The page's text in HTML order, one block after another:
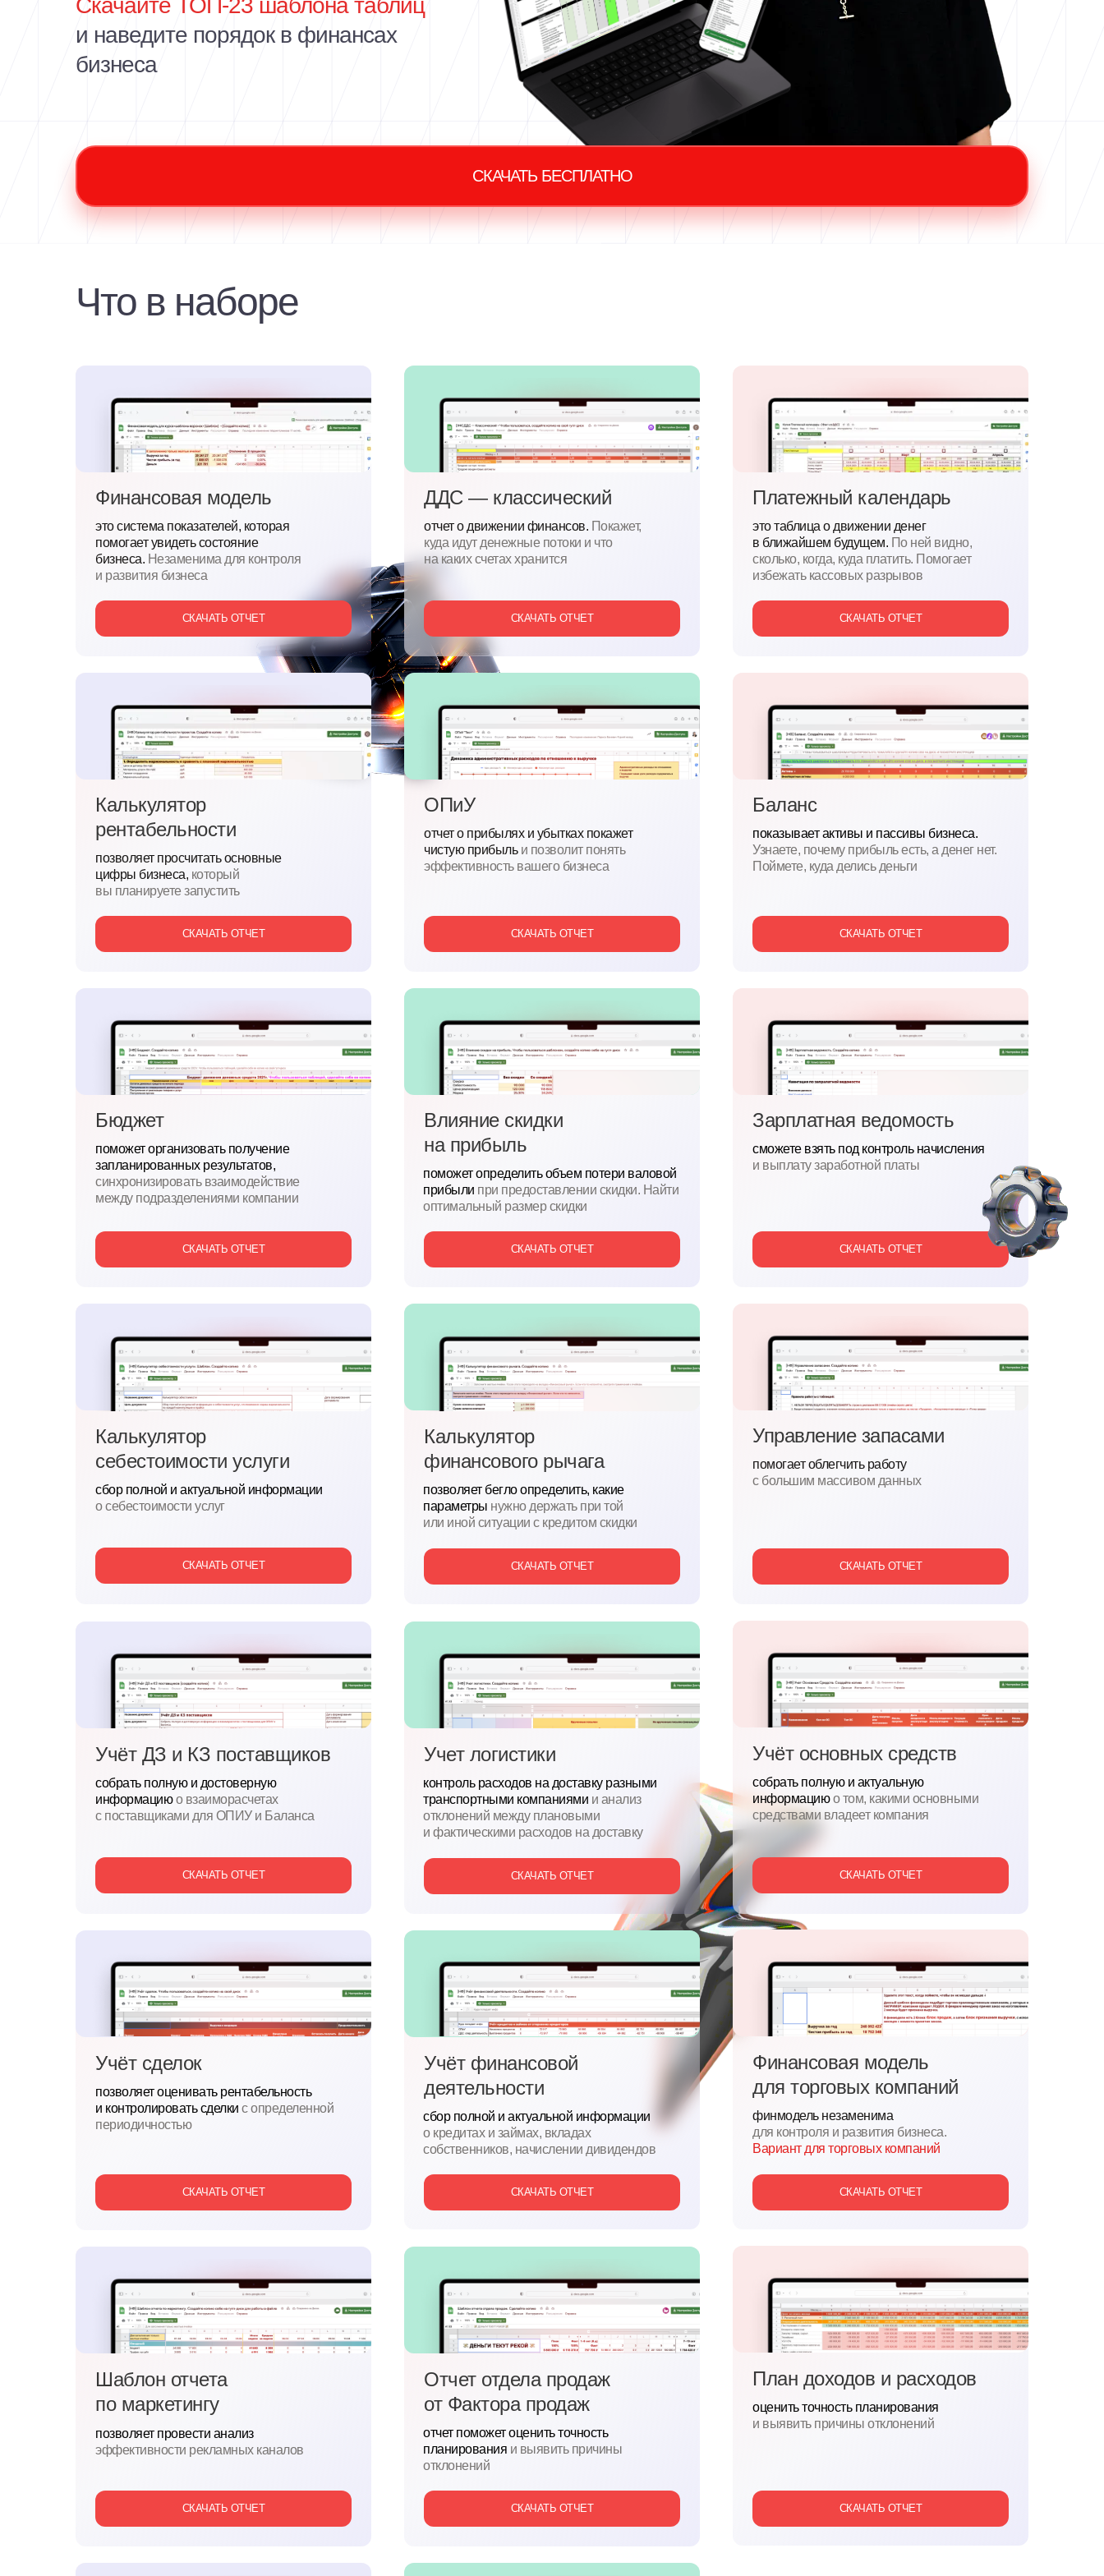
Скачайте ТОП-23 шаблона таблиц
и наведите порядок в финансах
бизнеса
СКАЧАТЬ БЕСПЛАТНО
это таблица о движении денег
в ближайшем будущем. По ней видно,
сколько, когда, куда платить. Помогает
избежать кассовых разрывов
Платежный календарь
отчет о движении финансов. Покажет,
куда идут денежные потоки и что
на каких счетах хранится
ДДС — классический
это система показателей, которая
помогает увидеть состояние
бизнеса. Незаменима для контроля
и развития бизнеса
Финансовая модель
поможет определить объем потери валовой
прибыли при предоставлении скидки. Найти
оптимальный размер скидки
Влияние скидки
на прибыль
поможет организовать получение
запланированных результатов,
синхронизировать взаимодействие
между подразделениями компании
Бюджет
отчет поможет оценить точность
планирования и выявить причины
отклонений
Отчет отдела продаж
от Фактора продаж
позволяет провести анализ
эффективности рекламных каналов
Шаблон отчета
по маркетингу
оценить точность планирования
и выявить причины отклонений
План доходов и расходов
позволяет бегло определить, какие
параметры нужно держать при той
или иной ситуации с кредитом скидки
Калькулятор
финансового рычага
сбор полной и актуальной информации
о себестоимости услуг
Калькулятор
себестоимости услуги
сможете взять под контроль начисления
и выплату заработной платы
Зарплатная ведомость
контроль расходов на доставку разными
транспортными компаниями и анализ
отклонений между плановыми
и фактическими расходов на доставку
Учет логистики
собрать полную и достоверную
информациюо взаиморасчетах
с поставщиками для ОПИУ и Баланса
Учёт ДЗ и КЗ поставщиков
помогает облегчить работу
с большим массивом данных
Управление запасами
сбор полной и актуальной информации
о кредитах и займах, вкладах
собственников, начислении дивидендов
Учёт финансовой
деятельности
позволяет оценивать рентабельность
и контролировать сделки с определенной
периодичностью
Учёт сделок
собрать полную и актуальную
информациюо том, какими основными
средствами владеет компания
Учёт основных средств
финмодель незаменима
для контроля и развития бизнеса.
Вариант для торговых компаний
Финансовая модель
для торговых компаний
Что в наборе
СКАЧАТЬ ОТЧЕТ СКАЧАТЬ ОТЧЕТ СКАЧАТЬ ОТЧЕТ
позволяет просчитать основные
цифры бизнеса, который
вы планируете запустить
Калькулятор
рентабельности
отчет о прибылях и убытках покажет
чистую прибыль и позволит понять
эффективность вашего бизнеса
ОПиУ
показывает активы и пассивы бизнеса.
Узнаете, почему прибыль есть, а денег нет.
Поймете, куда делись деньги
Баланс
СКАЧАТЬ ОТЧЕТ СКАЧАТЬ ОТЧЕТ СКАЧАТЬ ОТЧЕТ
СКАЧАТЬ ОТЧЕТ СКАЧАТЬ ОТЧЕТ СКАЧАТЬ ОТЧЕТ
СКАЧАТЬ ОТЧЕТ СКАЧАТЬ ОТЧЕТ СКАЧАТЬ ОТЧЕТ
СКАЧАТЬ ОТЧЕТ СКАЧАТЬ ОТЧЕТ СКАЧАТЬ ОТЧЕТ
СКАЧАТЬ ОТЧЕТ СКАЧАТЬ ОТЧЕТ СКАЧАТЬ ОТЧЕТ
СКАЧАТЬ ОТЧЕТ СКАЧАТЬ ОТЧЕТ СКАЧАТЬ ОТЧЕТ